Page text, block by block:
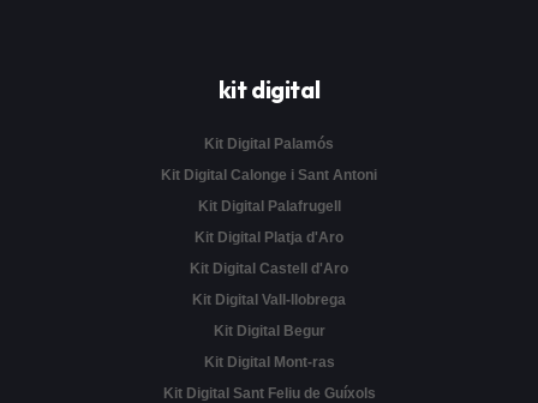
kit digital
Kit Digital Palamós
Kit Digital Calonge i Sant Antoni
Kit Digital Palafrugell
Kit Digital Platja d'Aro
Kit Digital Castell d'Aro
Kit Digital Vall-llobrega
Kit Digital Begur
Kit Digital Mont-ras
Kit Digital Sant Feliu de Guíxols